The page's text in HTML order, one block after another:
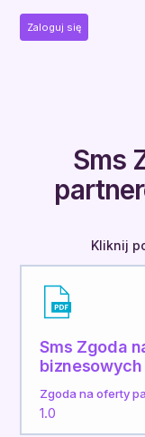
Zaloguj się
Sms
Kliknij
Sms Zgoda
biznesowych
Zgoda na oferty
1.0